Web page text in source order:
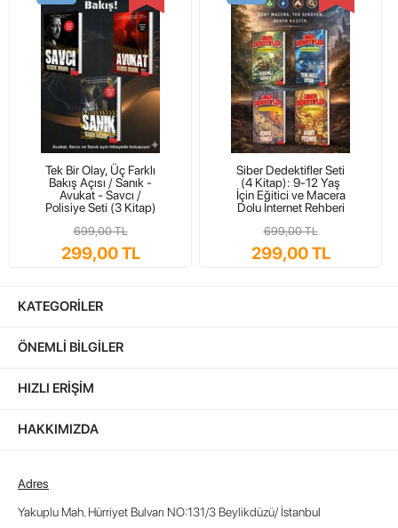
Ürün Etiketleri
Dil Ve Beden Dili Seti - 3 Kitap İkna Sanatı ,
Hitabet Sanatı , Beden Dili
Tek Bir Olay, Üç Farklı
Bakış Açısı / Sanık -
Avukat - Savcı /
Polisiye Seti (3 Kitap)
699,00 TL
299,00 TL
Siber Dedektifler Seti
(4 Kitap): 9-12 Yaş
İçin Eğitici ve Macera
Dolu İnternet Rehberi
699,00 TL
299,00 TL
KATEGORILER
ÖNEMLI BILGILER
HIZLI ERIŞIM
HAKKIMIZDA
Adres
Yakuplu Mah. Hürriyet Bulvarı NO:131/3 Beylikdüzü/ İstanbul